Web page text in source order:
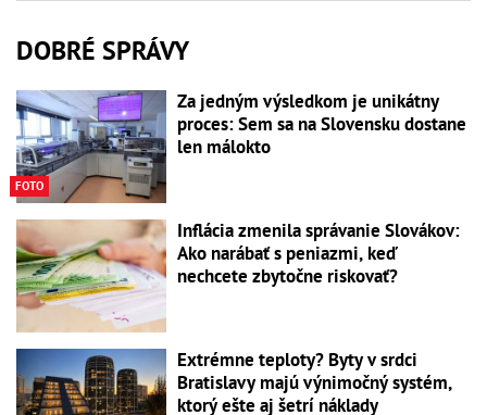
DOBRÉ SPRÁVY
FOTO
Za jedným výsledkom je unikátny
proces: Sem sa na Slovensku dostane
len málokto
Inflácia zmenila správanie Slovákov:
Ako narábať s peniazmi, keď
nechcete zbytočne riskovať?
Extrémne teploty? Byty v srdci
Bratislavy majú výnimočný systém,
ktorý ešte aj šetrí náklady